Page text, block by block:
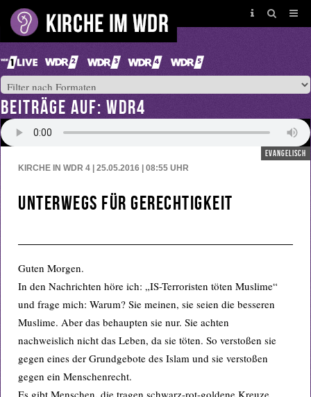
BEITRÄGE AUF: WDR4
evangelisch
KIRCHE IN WDR 4 | 25.05.2016 | 08:55 UHR
Unterwegs für Gerechtigkeit
Guten Morgen.
In den Nachrichten höre ich: „IS-Terroristen töten Muslime“
und frage mich: Warum? Sie meinen, sie seien die besseren
Muslime. Aber das behaupten sie nur. Sie achten
nachweislich nicht das Leben, da sie töten. So verstoßen sie
gegen eines der Grundgebote des Islam und sie verstoßen
gegen ein Menschenrecht.
Es gibt Menschen, die tragen schwarz-rot-goldene Kreuze